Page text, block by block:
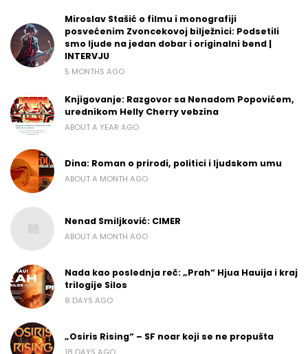
Miroslav Stašić o filmu i monografiji
posvećenim Zvoncekovoj bilježnici: Podsetili
smo ljude na jedan dobar i originalni bend |
INTERVJU
5 MONTHS AGO
Knjigovanje: Razgovor sa Nenadom Popovićem,
urednikom Helly Cherry vebzina
ABOUT A YEAR AGO
Dina: Roman o prirodi, politici i ljudskom umu
ABOUT A MONTH AGO
Nenad Smiljković: CIMER
ABOUT A MONTH AGO
Nada kao poslednja reč: „Prah“ Hjua Hauija i kraj
trilogije Silos
8 DAYS AGO
„Osiris Rising“ – SF noar koji se ne propušta